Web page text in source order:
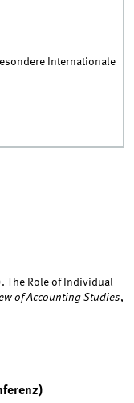
Internationale
The Role of Individual
of Accounting Studies,